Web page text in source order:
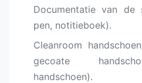
Documentatie van de
pen, notitieboek).
Cleanroom
gecoate
handschoen).